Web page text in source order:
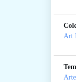
Art